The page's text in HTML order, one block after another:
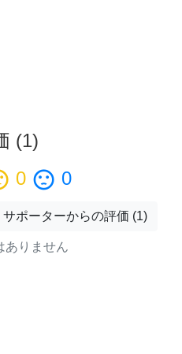
(1)
0 sentiment_dissatisfied 0
サポーターからの評価 (1)
ありません